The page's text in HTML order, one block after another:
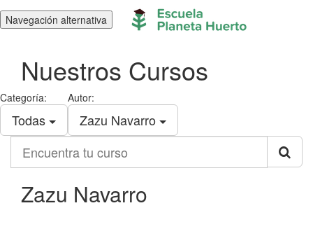
Navegación alternativa
Nuestros Cursos
Categoría:
Todas
Autor:
Zazu Navarro
curso
Zazu Navarro